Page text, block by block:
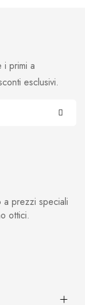
a prezzi speciali
ottici.
i primi a
esclusivi.